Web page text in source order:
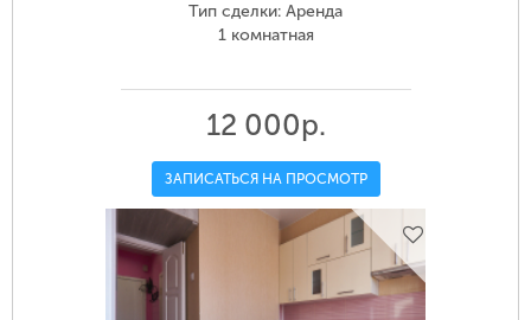
Тип сделки: Аренда
1 комнатная
12 000р.
ЗАПИСАТЬСЯ НА ПРОСМОТР